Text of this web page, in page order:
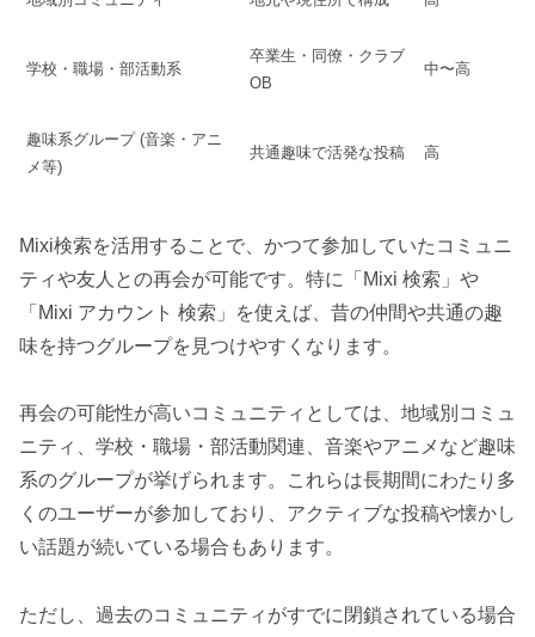
学校・職場・部活動系
卒業生・同僚・クラブ
OB
中〜高
趣味系グループ (音楽・アニ
メ等)
共通趣味で活発な投稿 高
Mixi検索を活用することで、かつて参加していたコミュニ
ティや友人との再会が可能です。特に「Mixi 検索」や
「Mixi アカウント 検索」を使えば、昔の仲間や共通の趣
味を持つグループを見つけやすくなります。
再会の可能性が高いコミュニティとしては、地域別コミュ
ニティ、学校・職場・部活動関連、音楽やアニメなど趣味
系のグループが挙げられます。これらは長期間にわたり多
くのユーザーが参加しており、アクティブな投稿や懐かし
い話題が続いている場合もあります。
ただし、過去のコミュニティがすでに閉鎖されている場合